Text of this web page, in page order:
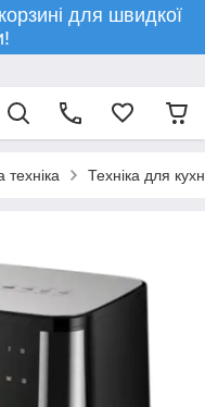
для швидкої
техніка Техніка для